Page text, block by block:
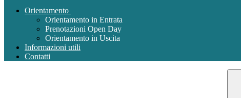
Orientamento
Orientamento in Entrata
Prenotazioni Open Day
Orientamento in Uscita
Informazioni utili
Contatti